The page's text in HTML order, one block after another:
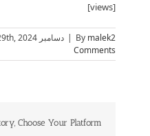
[views]
By malek2 دسامبر 29th, 2024
Comments
Choose Your Platform!